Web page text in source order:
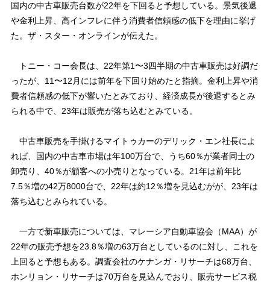
国内の中古車販売台数が22年を下回ると予想している。景気後退
や金利上昇、高インフレに伴う消費者信頼感の低下を理由に挙げ
た。ザ・スター・オンラインが伝えた。
トニー・コー会長は、22年第1〜3四半期の中古車販売は好調だ
ったが、11〜12月には前年を下回り始めたと指摘。金利上昇や消
費者信頼感の低下が響いたとみており、経済成長が後退するとみ
られる中で、23年は販売が落ち込むとみている。
中古車販売を手掛けるマイトゥカーのデリック・エン社長によ
れば、国内の中古車市場は年100万台で、うち60％が業者同士の
卸売り、40％が顧客への小売りとなっている。21年は前年比
7.5％増の42万8000台で、22年は約12％増を見込むがが、23年は
落ち込むとみられている。
一方で新車販売については、マレーシア自動車協会（MAA）が
22年の販売予想を23.8％増の63万台としているのに対し、これを
上回ると予想もある。調査会社のケナンガ・リサーチは68万台、
ホンリョン・リサーチは70万台を見込んでおり、販売サービス税